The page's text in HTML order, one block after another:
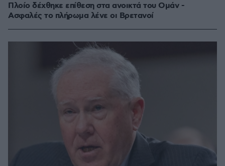
Πλοίο δέχθηκε επίθεση στα ανοικτά του Ομάν -
Ασφαλές το πλήρωμα λένε οι Βρετανοί